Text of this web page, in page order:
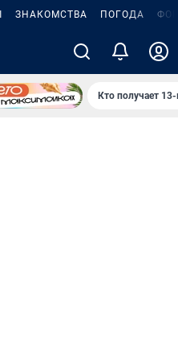
ЗНАКОМСТВА ПОГОДА
Кто получает